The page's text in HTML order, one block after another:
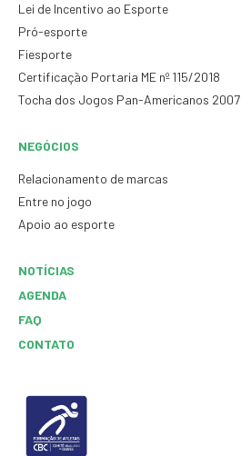
Lei de Incentivo ao Esporte
Pró-esporte
Fiesporte
Certificação Portaria ME nº 115/2018
Tocha dos Jogos Pan-Americanos 2007
NEGÓCIOS
Relacionamento de marcas
Entre no jogo
Apoio ao esporte
NOTÍCIAS
AGENDA
FAQ
CONTATO